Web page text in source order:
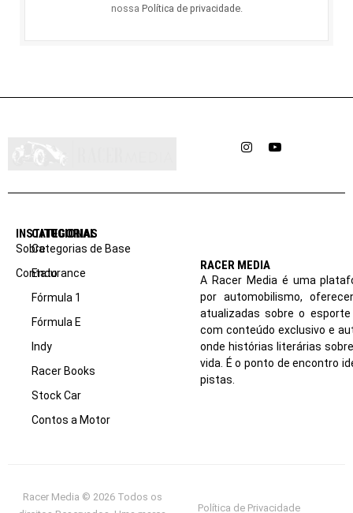
nossa Política de privacidade.
InstagramYouTube
INSTITUCIONAL
Sobre
Contato
CATEGORIAS
Categorias de Base
Endurance
Fórmula 1
Fórmula E
Indy
Racer Books
Stock Car
Contos a Motor
RACER MEDIA
A Racer Media é uma
por automobilismo,
atualizadas sobre o
com conteúdo exclusivo e
onde histórias literárias
vida. É o ponto de encontro
pistas.
Racer Media © 2026 Todos os
Política de Privacidade